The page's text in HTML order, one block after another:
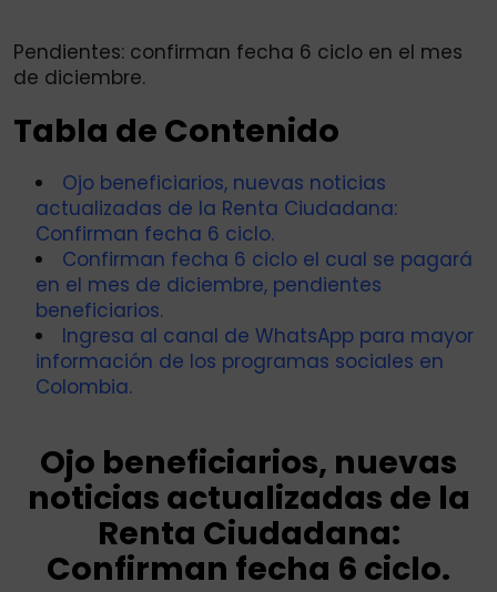
Pendientes: confirman fecha 6 ciclo en el mes
de diciembre.
Tabla de Contenido
Ojo beneficiarios, nuevas noticias
actualizadas de la Renta Ciudadana:
Confirman fecha 6 ciclo.
Confirman fecha 6 ciclo el cual se pagará
en el mes de diciembre, pendientes
beneficiarios.
Ingresa al canal de WhatsApp para mayor
información de los programas sociales en
Colombia.
Ojo beneficiarios, nuevas
noticias actualizadas de la
Renta Ciudadana:
Confirman fecha 6 ciclo.